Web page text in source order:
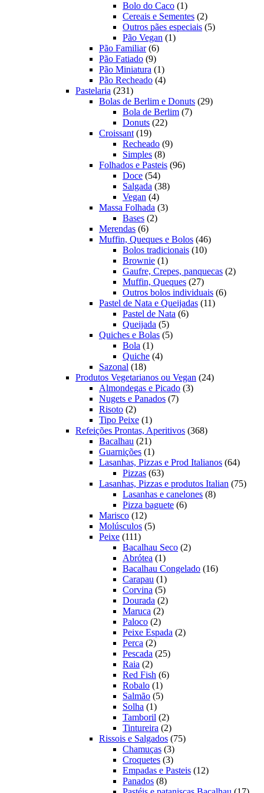
produtos
Bolo do Caco 11
produto
Cereais e Sementes 22
produtos
Outros pães especiais 55
Pão Vegan 11
Pão Familiar 66
produtos
Pão Fatiado 99
produtos
Pão Miniatura 11
produto
Pão Recheado 44
Pastelaria 231231
produtos
Bolas de Berlim e Donuts 2929
Bola de Berlim 77
Donuts 2222
Croissant 1919
produtos
Recheado 99
Simples 88
produtos
Folhados e Pasteis 9696
Doce 5454
produtos
Salgada 3838
Vegan 44
produtos
Massa Folhada 33
Bases 22
Merendas 66
produtos
Muffin, Queques e Bolos 4646
Bolos tradicionais 1010
Brownie 11
produto
Gaufre, Crepes, panquecas 22
Muffin, Queques 2727
produtos
Outros bolos individuais 66
Pastel de Nata e Queijadas 1111
Pastel de Nata 66
Queijada 55
produtos
Quiches e Bolas 55
Bola 11
produto
Quiche 44
Sazonal 1818
produtos
Produtos Vegetarianos ou Vegan 2424
Almondegas e Picado 33
Nugets e Panados 77
Risoto 22
produtos
Tipo Peixe 11
produto
Refeições Prontas, Aperitivos 368368
Bacalhau 2121
produtos
Guarnições 11
produto
Lasanhas, Pizzas e Prod Italianos 6464
Pizzas 6363
produtos
Lasanhas, Pizzas e produtos Italian 7575
Lasanhas e canelones 88
Pizza baguete 66
Marisco 1212
produtos
Molúsculos 55
Peixe 111111
produtos
Bacalhau Seco 22
Abrótea 11
produto
Bacalhau Congelado 1616
Carapau 11
produto
Corvina 55
produtos
Dourada 22
Maruca 22
produtos
Paloco 22
produtos
Peixe Espada 22
Perca 22
produtos
Pescada 2525
Raia 22
produtos
Red Fish 66
Robalo 11
produto
Salmão 55
Solha 11
produto
Tamboril 22
produtos
Tintureira 22
produtos
Rissois e Salgados 7575
Chamuças 33
produtos
Croquetes 33
produtos
Empadas e Pasteis 1212
Panados 88